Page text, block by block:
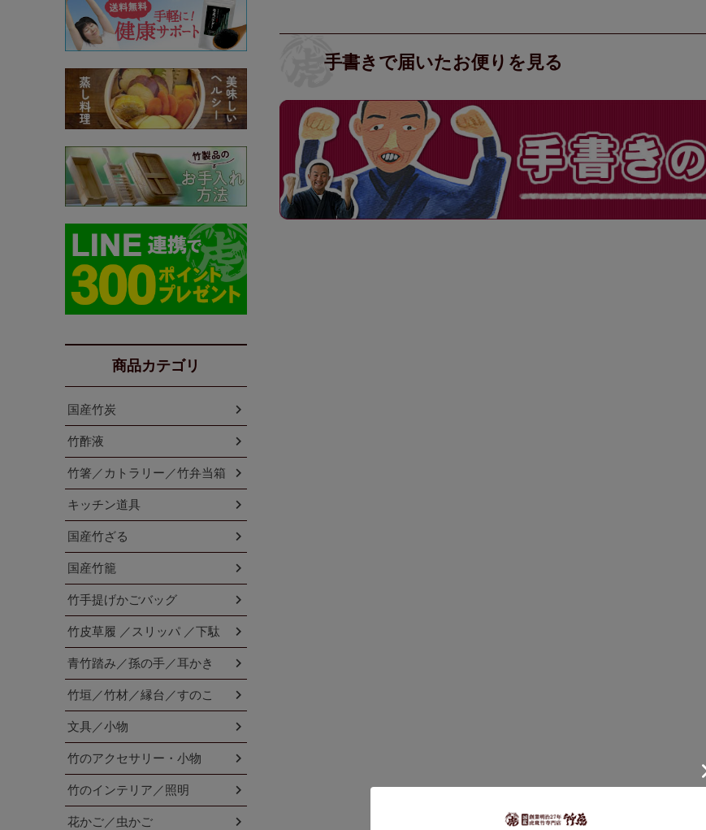
商品カテゴリ
国産竹炭
竹酢液
竹箸／カトラリー／竹弁当箱
キッチン道具
国産竹ざる
国産竹籠
竹手提げかごバッグ
竹皮草履 ／スリッパ ／下駄
青竹踏み／孫の手／耳かき
竹垣／竹材／縁台／すのこ
文具／小物
竹のアクセサリー・小物
竹のインテリア／照明
花かご／虫かご
手書きで届いたお便りを見る